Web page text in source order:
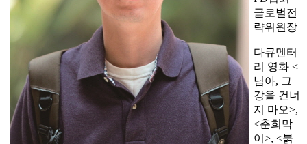
글로벌전
략위원장
다큐멘터
리 영화 <
님아, 그
강을 건너
지 마오>,
<춘희막
이>, <붉